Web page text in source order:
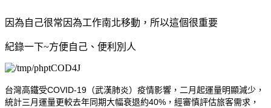
因為自己很常因為工作南北移動，所以這個很重要
紀錄一下~方便自己、便利別人
台灣高鐵受COVID-19（武漢肺炎）疫情影響，二月起運量明顯減少，
統計三月運量更較去年同期大幅衰退約40%，經審慎評估旅客需求，